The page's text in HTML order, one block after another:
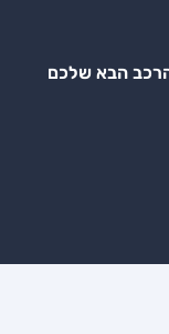
הרכב הבא שלכם